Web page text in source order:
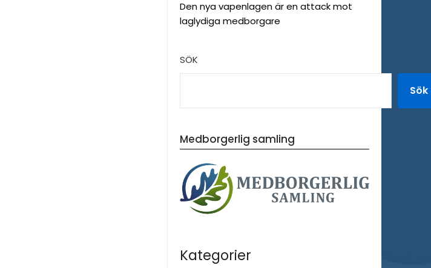
Den nya vapenlagen är en attack mot
laglydiga medborgare
SÖK
Sök
Medborgerlig samling
Kategorier